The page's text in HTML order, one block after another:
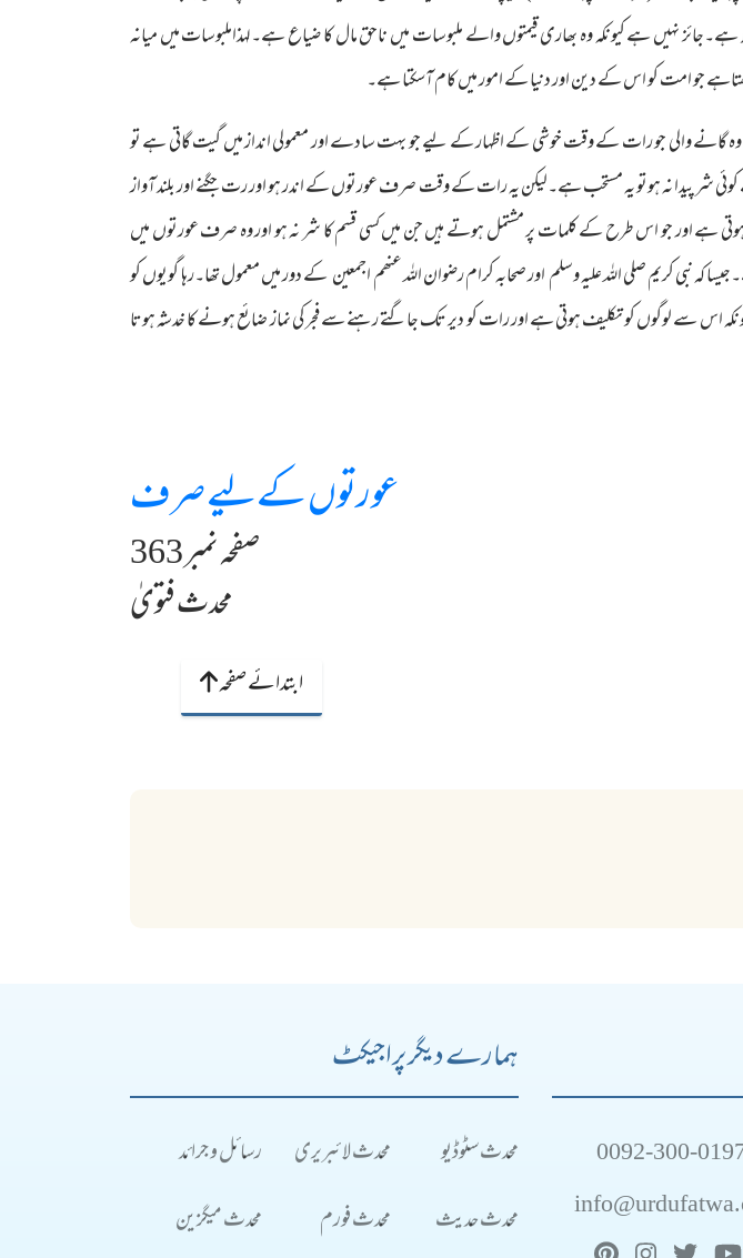
نہیں ہے کیونکہ وہ بھاری قیمتوں والے ملبوسات میں ناحق مال کا ضیاع ہے۔لہذاملبوسات میں میانہ
جو امت کو اس کے دین اور دنیا کے امور میں کام آسکتا ہے۔
وہ گانے والی جو رات کے وقت خوشی کے اظہار کے لیے جو بہت سادے اور معمولی انداز میں گیت گاتی ہے تو
شر پیدا نہ ہوتو یہ مستحب ہے۔لیکن یہ رات کے وقت صرف عورتوں کے اندر ہو اور رت جگنے اور بلند آواز
ہے اور جو اس طرح کے کلمات پر مشتمل ہوتے ہیں جن میں کسی قسم کا شر نہ ہو اور وہ صرف عورتوں میں
نبی کریم صلی اللہ علیہ وسلم اور صحابہ کرام رضوان اللہ عنھم اجمعین کے دور میں معمول تھا۔رہا گویوں کو
اس سے لوگوں کو تکلیف ہوتی ہے اور رات کو دیر تک جاگتے رہنے سے فجر کی نماز ضائع ہونے کا خدشہ ہوتا
عورتوں کےلیے صرف
صفحہ نمبر 363
محدث فتویٰ
ابتدائے صفحہ
0092-300-
ہمارے دیگر پراجیکٹ
محدث سٹوڈیو محدث لائبریری
رسائل و جرائد
محدث حدیث
محدث فورم محدث میگزین